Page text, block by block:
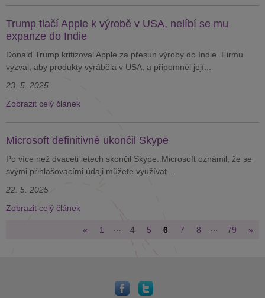
Trump tlačí Apple k výrobě v USA, nelíbí se mu
expanze do Indie
Donald Trump kritizoval Apple za přesun výroby do Indie. Firmu
vyzval, aby produkty vyráběla v USA, a připomněl její...
23. 5. 2025
Zobrazit celý článek
Microsoft definitivně ukončil Skype
Po více než dvaceti letech skončil Skype. Microsoft oznámil, že se
svými přihlašovacími údaji můžete využívat...
22. 5. 2025
Zobrazit celý článek
« 1 4 5 6 7 8 79 »